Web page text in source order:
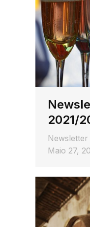
2021/
Newsletter
Maio 27,